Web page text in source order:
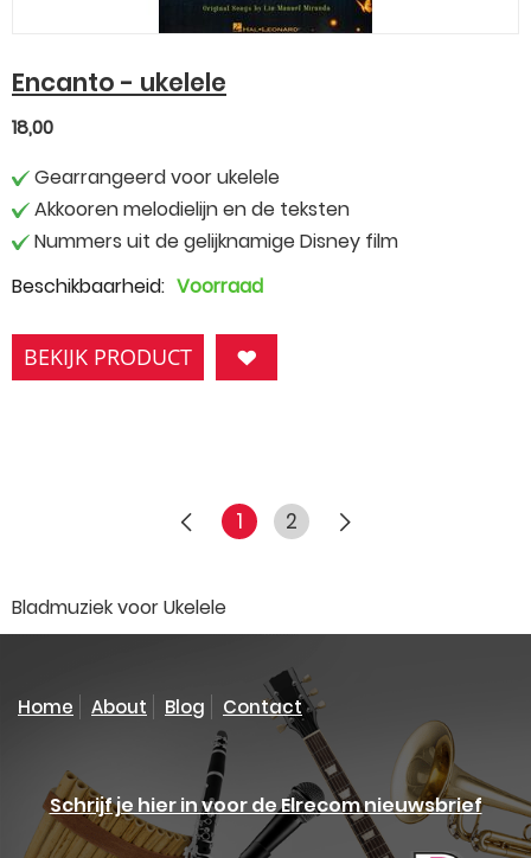
Encanto - ukelele
18,00
Gearrangeerd voor ukelele
Akkooren melodielijn en de teksten
Nummers uit de gelijknamige Disney film
Beschikbaarheid: Voorraad
BEKIJK PRODUCT
1 2
Bladmuziek voor Ukelele
Home About Blog Contact
Schrijf je hier in voor de Elrecom nieuwsbrief